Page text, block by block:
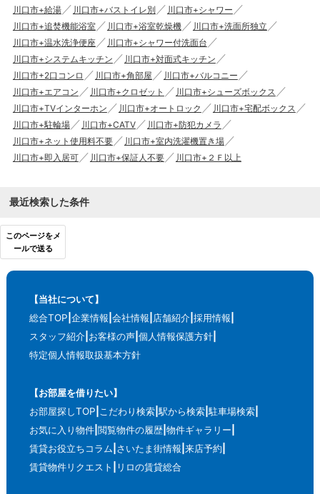
川口市+給湯 川口市+バストイレ別
川口市+シャワー
川口市+追焚機能浴室
川口市+浴室乾燥機
川口市+洗面所独立
川口市+温水洗浄便座
川口市+シャワー付洗面台
川口市+システムキッチン
川口市+対面式キッチン
川口市+2口コンロ
川口市+角部屋
川口市+バルコニー
川口市+エアコン
川口市+クロゼット
川口市+シューズボックス
川口市+TVインターホン
川口市+オートロック
川口市+宅配ボックス
川口市+駐輪場
川口市+CATV
川口市+防犯カメラ
川口市+ネット使用料不要
川口市+室内洗濯機置き場
川口市+即入居可
川口市+保証人不要 川口市+２Ｆ以上
最近検索した条件
このページをメ
ールで送る
【当社について】
総合TOP 企業情報 会社情報 店舗紹介 採用情報
スタッフ紹介 お客様の声 個人情報保護方針
特定個人情報取扱基本方針
【お部屋を借りたい】
お部屋探しTOP こだわり検索 駅から検索 駐車場検索
お気に入り物件 閲覧物件の履歴 物件ギャラリー
賃貸お役立ちコラム さいたま街情報 来店予約
賃貸物件リクエスト
リロの賃貸総合